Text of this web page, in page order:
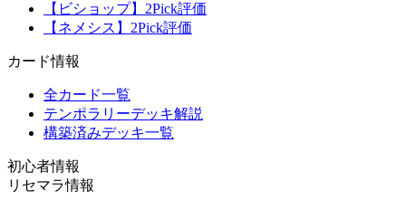
【ビショップ】2Pick評価
【ネメシス】2Pick評価
カード情報
全カード一覧
テンポラリーデッキ解説
構築済みデッキ一覧
初心者情報
リセマラ情報